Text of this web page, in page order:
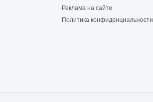
Реклама на сайте
Политика конфиденциальности